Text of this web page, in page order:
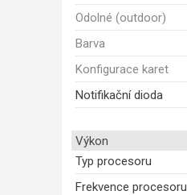
Odolné (outdoor)
Barva
Konfigurace karet
Notifikační dioda
Výkon
Typ procesoru
Frekvence procesoru